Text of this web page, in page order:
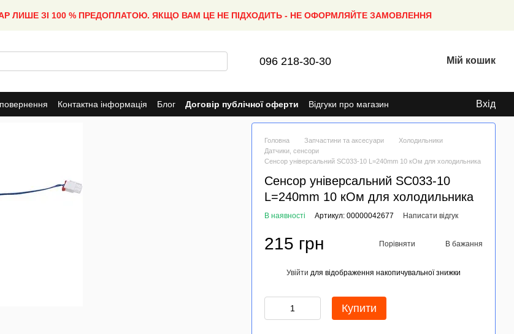
ЛИШЕ ЗІ 100 % ПРЕДОПЛАТОЮ. ЯКЩО ВАМ ЦЕ НЕ ПІДХОДИТЬ - НЕ ОФОРМЛЯЙТЕ ЗАМОВЛЕННЯ
096 218-30-30 Мій кошик
Контактна інформація Блог Договір публічної оферти Відгуки про магазин Вхід
Головна Запчастини та аксесуари
Холодильники
Датчики, сенсори
Сенсор універсальний SC033-10 L=240mm 10 кОм для холодильника
Сенсор універсальний SC033-10
L=240mm 10 кОм для холодильника
В наявності Артикул: 00000042677 Написати відгук
215 грн Порівняти В бажання
Увійти для відображення накопичувальної знижки
Купити